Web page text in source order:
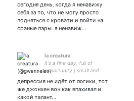
с roleplayer, ficwriter,
musician. #мгчд
#импровизация люблю
своего кота.
сегодня день, когда я ненавижу
себя за то, что не могу просто
подняться с кровати и пойти на
сраные пары. я ненавиж…
la creatura
it's a fine day, full of
opportunity | small and
simultaneously full of rage
and love | акула | my moon
🌈 | no minors 🔞
депрессия не идёт от логики, тот
же джонхен вон как впахивал и
какой талант…